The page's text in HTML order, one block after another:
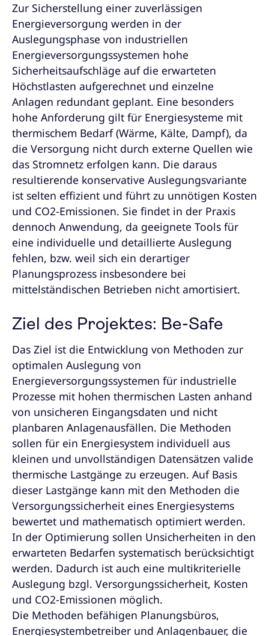
Zur Sicherstellung einer zuverlässigen
Energieversorgung werden in der
Auslegungsphase von industriellen
Energieversorgungssystemen hohe
Sicherheitsaufschläge auf die erwarteten
Höchstlasten aufgerechnet und einzelne
Anlagen redundant geplant. Eine besonders
hohe Anforderung gilt für Energiesysteme mit
thermischem Bedarf (Wärme, Kälte, Dampf), da
die Versorgung nicht durch externe Quellen wie
das Stromnetz erfolgen kann. Die daraus
resultierende konservative Auslegungsvariante
ist selten effizient und führt zu unnötigen Kosten
und CO2-Emissionen. Sie findet in der Praxis
dennoch Anwendung, da geeignete Tools für
eine individuelle und detaillierte Auslegung
fehlen, bzw. weil sich ein derartiger
Planungsprozess insbesondere bei
mittelständischen Betrieben nicht amortisiert.
Ziel des Projektes: Be-Safe
Das Ziel ist die Entwicklung von Methoden zur
optimalen Auslegung von
Energieversorgungssystemen für industrielle
Prozesse mit hohen thermischen Lasten anhand
von unsicheren Eingangsdaten und nicht
planbaren Anlagenausfällen. Die Methoden
sollen für ein Energiesystem individuell aus
kleinen und unvollständigen Datensätzen valide
thermische Lastgänge zu erzeugen. Auf Basis
dieser Lastgänge kann mit den Methoden die
Versorgungssicherheit eines Energiesystems
bewertet und mathematisch optimiert werden.
In der Optimierung sollen Unsicherheiten in den
erwarteten Bedarfen systematisch berücksichtigt
werden. Dadurch ist auch eine multikriterielle
Auslegung bzgl. Versorgungssicherheit, Kosten
und CO2-Emissionen möglich.
Die Methoden befähigen Planungsbüros,
Energiesystembetreiber und Anlagenbauer, die